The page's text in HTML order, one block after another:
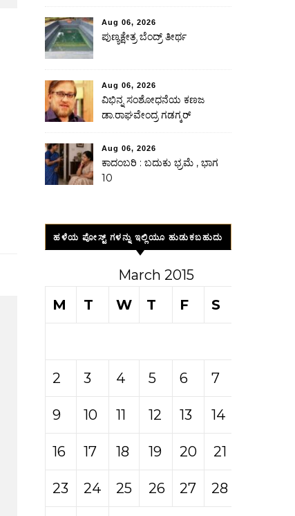
Aug 06, 2026
ಪುಣ್ಯಕ್ಷೇತ್ರ ಬೆಂದ್ರ್ ತೀರ್ಥ
Aug 06, 2026
ವಿಭಿನ್ನ ಸಂಶೋಧನೆಯ ಕಣಜ
ಡಾ.ರಾಘವೇಂದ್ರ ಗಡಗ್ಕರ್
Aug 06, 2026
ಕಾದಂಬರಿ : ಬದುಕು ಭ್ರಮೆ , ಭಾಗ
10
ಹಳೆಯ ಪೋಸ್ಟ್ ಗಳನ್ನು ಇಲ್ಲಿಯೂ ಹುಡುಕಬಹುದು
March 2015
M
T W T F S
2 3 4 5 6 7
9 10 11 12 13 14
16 17 18 19 20 21
23 24 25 26 27 28